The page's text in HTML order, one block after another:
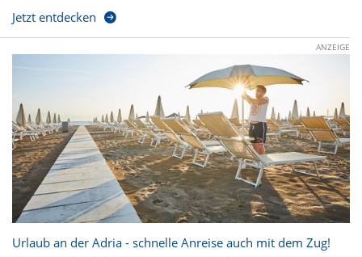
Jetzt entdecken
ANZEIGE
Urlaub an der Adria - schnelle Anreise auch mit dem Zug!